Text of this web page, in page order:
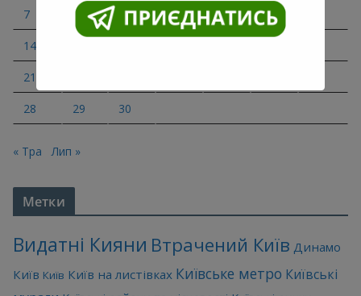
7 8 9 10 11 12
14
21
28 29 30
« Тра Лип »
Метки
Видатні Кияни Втрачений Київ Динамо
Київ Київ Київ на листівках Київське метро Київські